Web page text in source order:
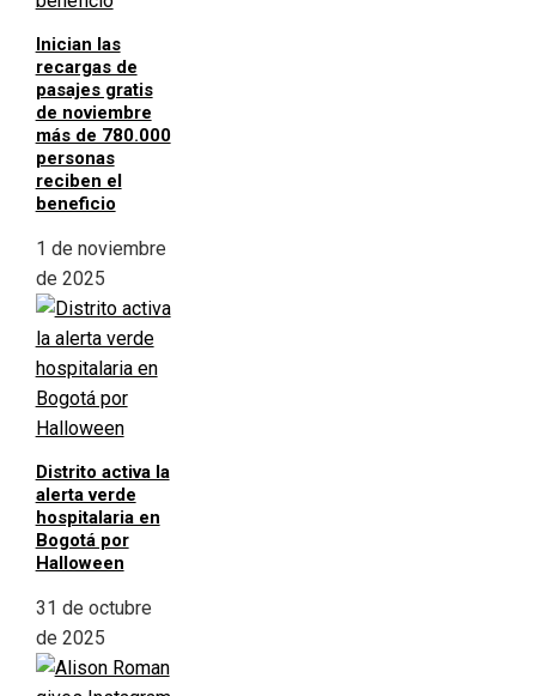
Inician las
recargas de
pasajes gratis
de noviembre
más de 780.000
personas
reciben el
beneficio
1 de noviembre
de 2025
Distrito activa la
alerta verde
hospitalaria en
Bogotá por
Halloween
31 de octubre
de 2025